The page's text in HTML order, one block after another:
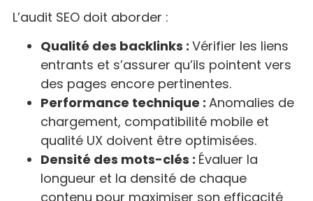
L’audit SEO doit aborder :
Qualité des backlinks : Vérifier les liens
entrants et s’assurer qu’ils pointent vers
des pages encore pertinentes.
Performance technique : Anomalies de
chargement, compatibilité mobile et
qualité UX doivent être optimisées.
Densité des mots-clés : Évaluer la
longueur et la densité de chaque
contenu pour maximiser son efficacité